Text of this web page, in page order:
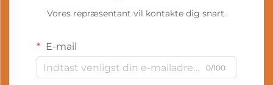
Vores repræsentant vil kontakte dig snart.
E-mail
0/100